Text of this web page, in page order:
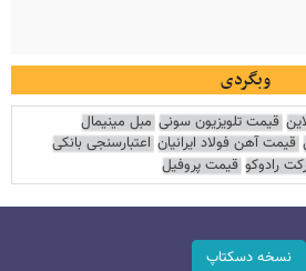
وبگردی
قیمت تلویزیون سونی مبل مینیمال
قیمت آهن فولاد ایرانیان اعتبارسنجی بانکی
رادوکو قیمت پروفیل
نسخه دسکتاپ